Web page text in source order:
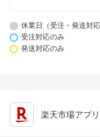
休業日（受注・発送対応
受注対応のみ
発送対応のみ
楽天市場アプ